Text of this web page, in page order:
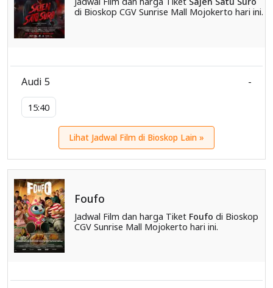
di Bioskop CGV Sunrise Mall Mojokerto hari ini.
Audi 5
15:40
-
Lihat Jadwal Film di Bioskop Lain »
Foufo
Jadwal Film dan harga Tiket Foufo di Bioskop
CGV Sunrise Mall Mojokerto hari ini.